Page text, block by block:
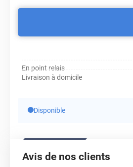
En point relais
Livraison à domicile
Disponible
Avis de nos clients